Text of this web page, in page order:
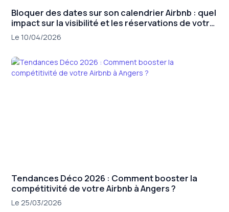
Bloquer des dates sur son calendrier Airbnb : quel
impact sur la visibilité et les réservations de votre
annonce ?
Le 10/04/2026
Tendances Déco 2026 : Comment booster la
compétitivité de votre Airbnb à Angers ?
Le 25/03/2026